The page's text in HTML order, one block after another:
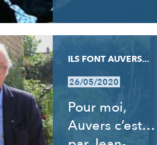
ILS FONT AUVERS...
26/05/2020
Pour moi,
Auvers c’est…